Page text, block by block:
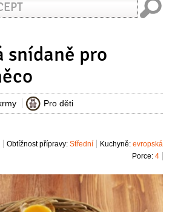
snídaně pro
Pro děti
Kuchyně: evropská
Obtížnost přípravy: Střední
Porce: 4